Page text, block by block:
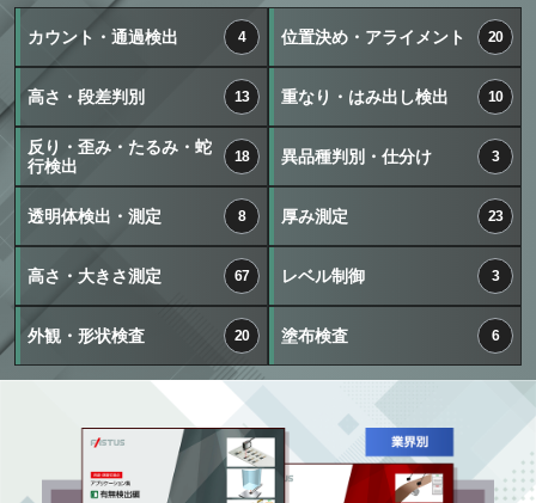
カウント・通過検出 4 位置決め・アライメント 20
高さ・段差判別 13 重なり・はみ出し検出 10
反り・歪み・たるみ・蛇
行検出
18 異品種判別・仕分け 3
透明体検出・測定 8 厚み測定 23
高さ・大きさ測定 67 レベル制御 3
外観・形状検査 20 塗布検査 6